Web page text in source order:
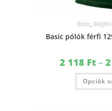
Basic,
Basic pólók férfi
2 118 Ft –
Opciók